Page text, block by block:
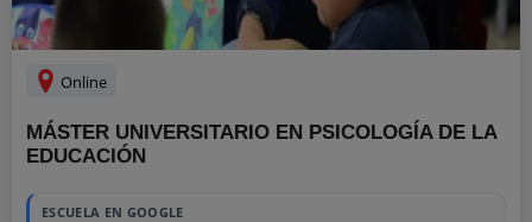
Online
MÁSTER UNIVERSITARIO EN PSICOLOGÍA DE LA
EDUCACIÓN
ESCUELA EN GOOGLE